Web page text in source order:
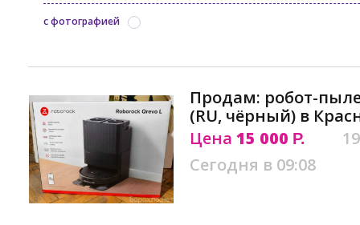
с фотографией
Продам: робот-
(RU, чёрный) в
Цена 15 000 Р.
Сегодня в 09:08